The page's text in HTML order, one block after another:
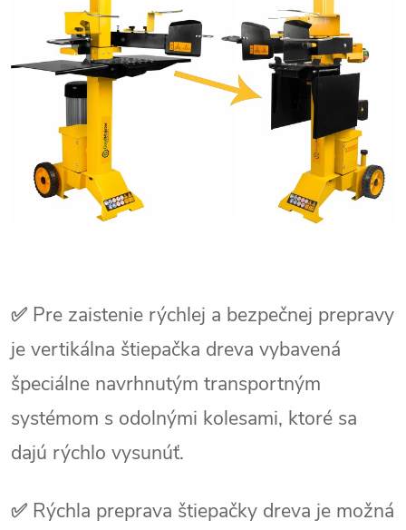
✅ Pre zaistenie rýchlej a bezpečnej prepravy
je vertikálna štiepačka dreva vybavená
špeciálne navrhnutým transportným
systémom s odolnými kolesami, ktoré sa
dajú rýchlo vysunúť.
✅ Rýchla preprava štiepačky dreva je možná